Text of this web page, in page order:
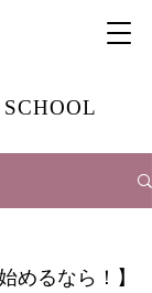
めるなら！】